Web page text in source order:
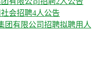
会招聘4人公告
团有限公司招聘拟聘用人